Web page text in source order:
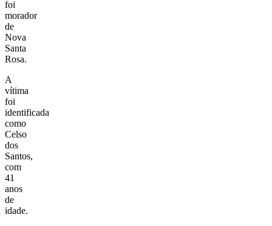
foi
morador
de
Nova
Santa
Rosa.
A
vítima
foi
identificada
como
Celso
dos
Santos,
com
41
anos
de
idade.